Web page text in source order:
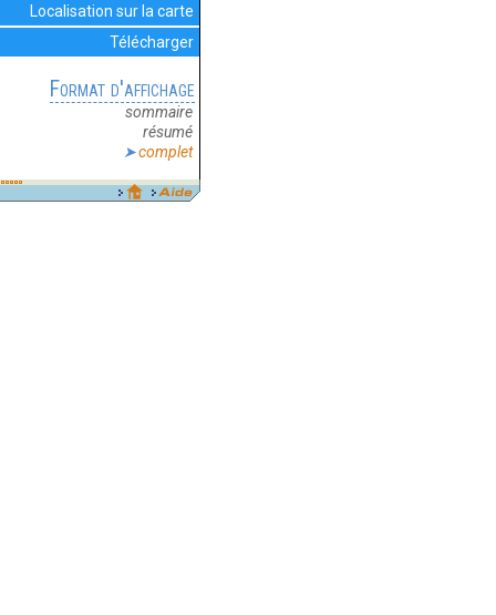
Localisation sur la carte
Télécharger
Format d'affichage
sommaire
résumé
complet